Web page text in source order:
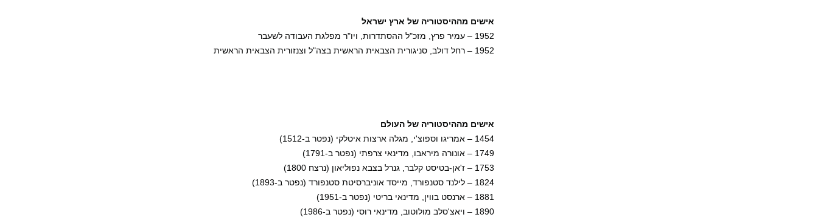
אישים מההיסטוריה של ארץ ישראל
1952 – עמיר פרץ, מזכ"ל ההסתדרות, ויו"ר מפלגת העבודה לשעבר
1952 – רחל דולב, סניגורית הצבאית הראשית בצה"ל וצנזורית הצבאית הראשית
אישים מההיסטוריה של העולם
1454 – אמריגו וספוצ'י, מגלה ארצות איטלקי (נפטר ב-1512)
1749 – אונורה מיראבו, מדינאי צרפתי (נפטר ב-1791)
1753 – ז'אן-בטיסט קלבר, גנרל בצבא נפוליאון (נרצח 1800)
1824 – לילנד סטנפורד, מייסד אוניברסיטת סטנפורד (נפטר ב-1893)
1881 – ארנסט בווין, מדינאי בריטי (נפטר ב-1951)
1890 – ויאצ'סלב מולוטוב, מדינאי רוסי (נפטר ב-1986)